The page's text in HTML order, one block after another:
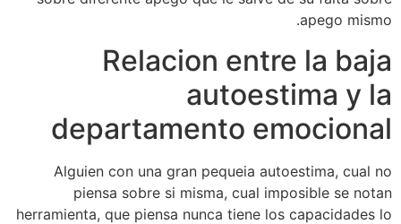
apego mismo.
Relacion entre la baja
autoestima y la
departamento emocional
Alguien con una gran pequeia autoestima, cual no
piensa sobre si misma, cual imposible se notan
herramienta, que piensa nunca tiene los capacidades lo